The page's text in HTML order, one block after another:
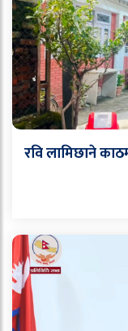
रवि लामिछाने